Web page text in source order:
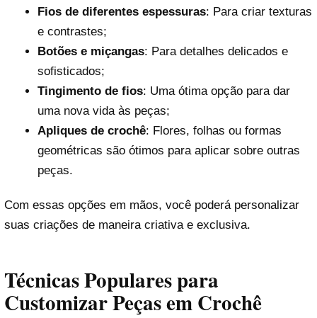
Fios de diferentes espessuras: Para criar texturas
e contrastes;
Botões e miçangas: Para detalhes delicados e
sofisticados;
Tingimento de fios: Uma ótima opção para dar
uma nova vida às peças;
Apliques de crochê: Flores, folhas ou formas
geométricas são ótimos para aplicar sobre outras
peças.
Com essas opções em mãos, você poderá personalizar
suas criações de maneira criativa e exclusiva.
Técnicas Populares para
Customizar Peças em Crochê